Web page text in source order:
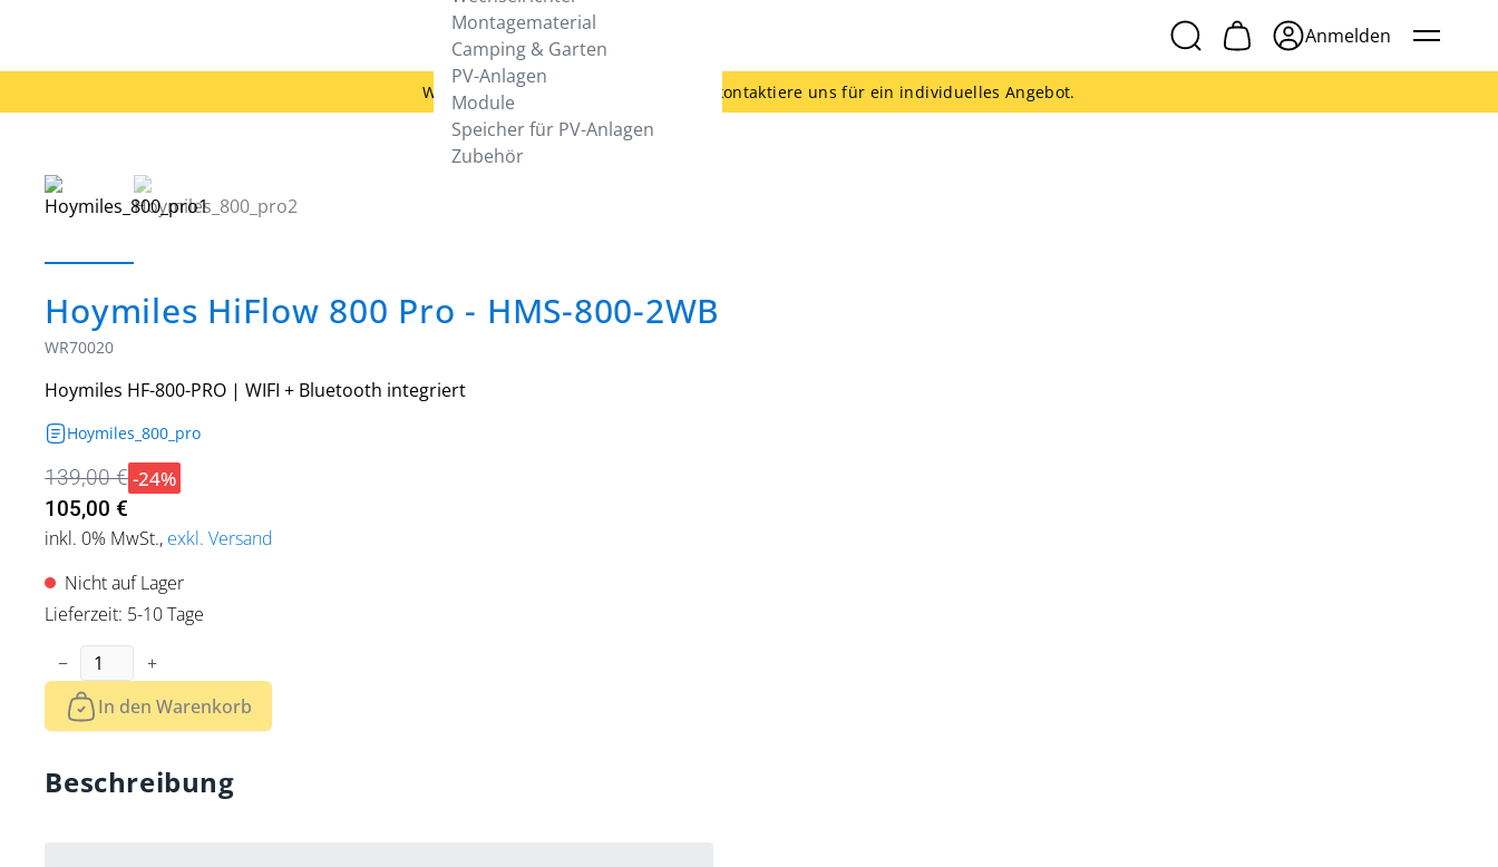
Montagematerial
Camping & Garten
PV-Anlagen
Module
Speicher für PV-Anlagen
Zubehör
Anmelden
Woanders günstiger - kein Problem - kontaktiere uns für ein individuelles Angebot.
Hoymiles HiFlow 800 Pro - HMS-800-2WB
WR70020
Hoymiles HF-800-PRO | WIFI + Bluetooth integriert
Hoymiles_800_pro
139,00 €-24%
105,00 €
inkl. 0% MwSt., exkl. Versand
Nicht auf Lager
Lieferzeit: 5-10 Tage
Menge
−
+
In den Warenkorb
Beschreibung